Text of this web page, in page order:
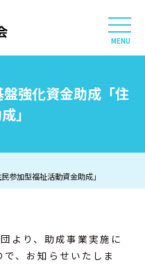
社会福祉法人 長門市社
会について
い
い
強化資金助成「住
」
参加型福祉活動資金助成」
より、助成事業実施に
、お知らせいたしま